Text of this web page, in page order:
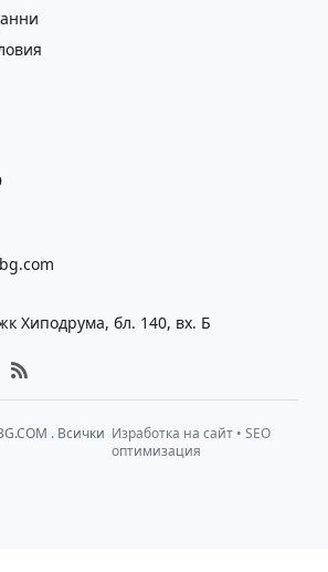
Хиподрума, бл. 140, вх. Б
R
s
s
. Всички Изработка на сайт •SEO
оптимизация